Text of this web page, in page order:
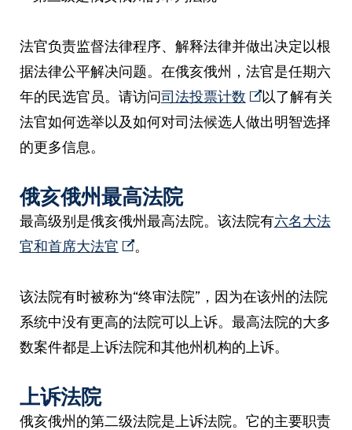
法官负责监督法律程序、解释法律并做出决定以根
据法律公平解决问题。在俄亥俄州，法官是任期六
年的民选官员。请访问司法投票计数
以了解有关
法官如何选举以及如何对司法候选人做出明智选择
的更多信息。
俄亥俄州最高法院
最高级别是俄亥俄州最高法院。该法院有六名大法
官和首席大法官
。
该法院有时被称为“终审法院”，因为在该州的法院
系统中没有更高的法院可以上诉。最高法院的大多
数案件都是上诉法院和其他州机构的上诉。
上诉法院
俄亥俄州的第二级法院是上诉法院。它的主要职责